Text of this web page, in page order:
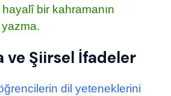
bir kahramanın
yazma.
ve Şiirsel İfadeler
dil yeteneklerini